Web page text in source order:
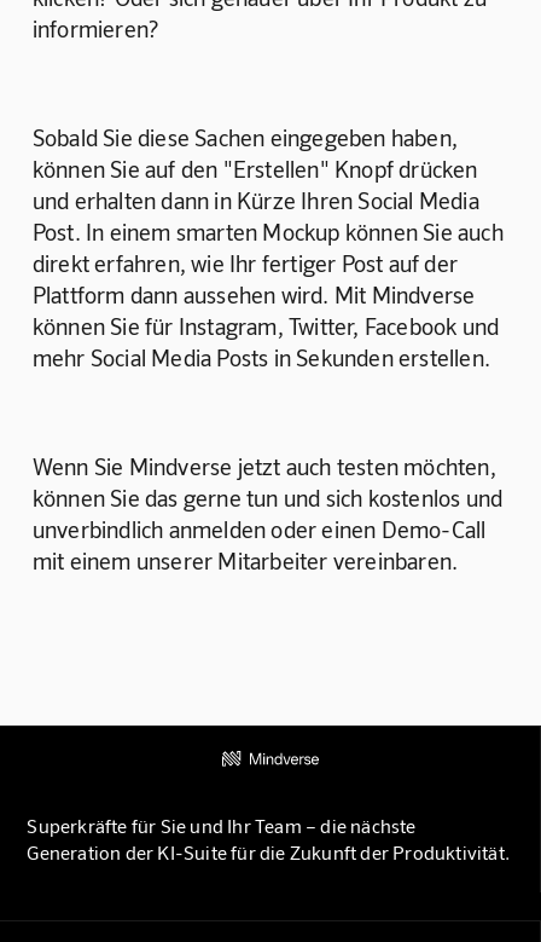
informieren?
Sobald Sie diese Sachen eingegeben haben,
können Sie auf den "Erstellen" Knopf drücken
und erhalten dann in Kürze Ihren Social Media
Post. In einem smarten Mockup können Sie auch
direkt erfahren, wie Ihr fertiger Post auf der
Plattform dann aussehen wird. Mit Mindverse
können Sie für Instagram, Twitter, Facebook und
mehr Social Media Posts in Sekunden erstellen.
Wenn Sie Mindverse jetzt auch testen möchten,
können Sie das gerne tun und sich kostenlos und
unverbindlich anmelden oder einen Demo-Call
mit einem unserer Mitarbeiter vereinbaren.
Superkräfte für Sie und Ihr Team – die nächste
Generation der KI-Suite für die Zukunft der Produktivität.